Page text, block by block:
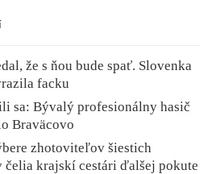
že s ňou bude spať. Slovenka
facku
sa: Bývalý profesionálny hasič
Braväcovo
zhotoviteľov šiestich
krajskí cestári ďalšej pokute